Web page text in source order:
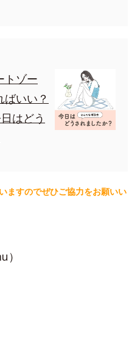
トゾー
ばいい？
はどう
ますのでぜひご協力をお願いい